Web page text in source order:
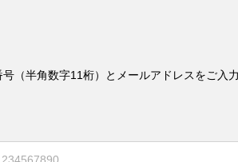
（半角数字11桁）とメールアドレスをご入力